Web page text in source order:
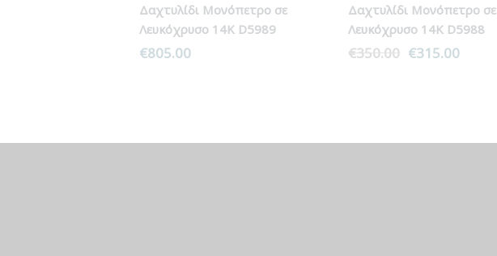
Δαχτυλίδι Μονόπετρο σε
Λευκόχρυσο 14Κ D5989
€805.00
Δαχτυλίδι Μονόπετρο σε
Λευκόχρυσο 14Κ D5988
€350.00 Original
€315.00